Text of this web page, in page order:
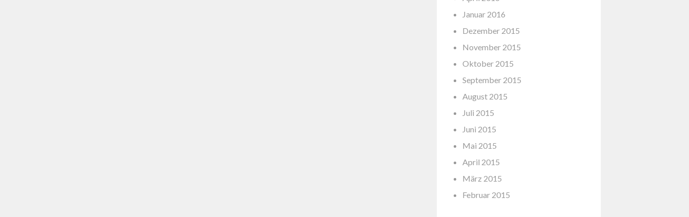
Januar 2016
Dezember 2015
November 2015
Oktober 2015
September 2015
August 2015
Juli 2015
Juni 2015
Mai 2015
April 2015
März 2015
Februar 2015